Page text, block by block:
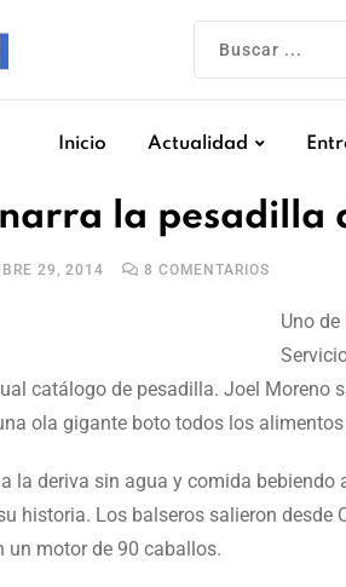
Inicio Actualidad
la pesadilla
29, 2014 8 COMENTARIOS
Uno
catálogo de pesadilla. Joel
ola gigante boto todos los
la deriva sin agua y comida
historia. Los balseros salieron desde
un motor de 90 caballos.